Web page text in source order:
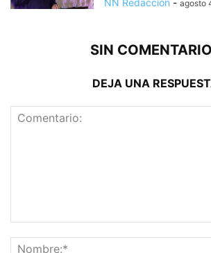
NN Redacción - agosto
SIN
DEJA UNA